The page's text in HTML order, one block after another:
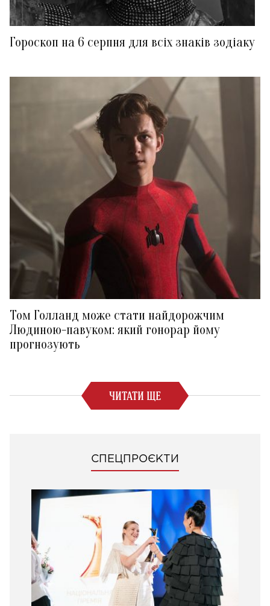
Гороскоп на 6 серпня для всіх знаків зодіаку
Том Голланд може стати найдорожчим
Людиною-павуком: який гонорар йому
прогнозують
ЧИТАТИ ЩЕ
СПЕЦПРОЄКТИ